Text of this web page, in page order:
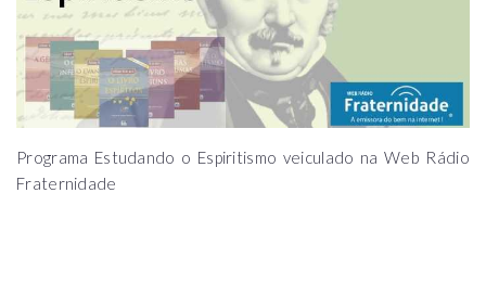
Programa Estudando o Espiritismo veiculado na Web Rádio
Fraternidade